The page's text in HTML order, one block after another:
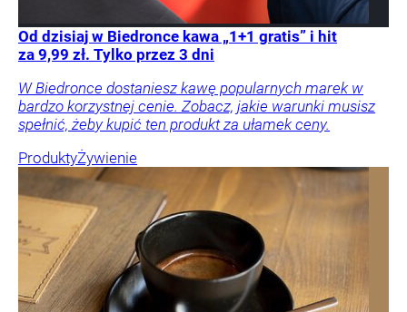
Od dzisiaj w Biedronce kawa „1+1 gratis” i hit
za 9,99 zł. Tylko przez 3 dni
W Biedronce dostaniesz kawę popularnych marek w
bardzo korzystnej cenie. Zobacz, jakie warunki musisz
spełnić, żeby kupić ten produkt za ułamek ceny.
ProduktyŻywienie